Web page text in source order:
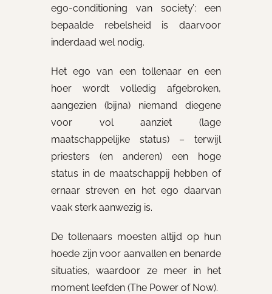
ego-conditioning van society’: een
bepaalde rebelsheid is daarvoor
inderdaad wel nodig.
Het ego van een tollenaar en een
hoer wordt volledig afgebroken,
aangezien (bijna) niemand diegene
voor vol aanziet (lage
maatschappelijke status) – terwijl
priesters (en anderen) een hoge
status in de maatschappij hebben of
ernaar streven en het ego daarvan
vaak sterk aanwezig is.
De tollenaars moesten altijd op hun
hoede zijn voor aanvallen en benarde
situaties, waardoor ze meer in het
moment leefden (The Power of Now).